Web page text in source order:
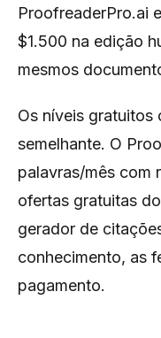
ProofreaderPro.ai
$1.500 na edição
mesmos
Os níveis gratuitos
semelhante. O
palavras/mês com
ofertas gratuitas
gerador de
conhecimento, as
pagamento.